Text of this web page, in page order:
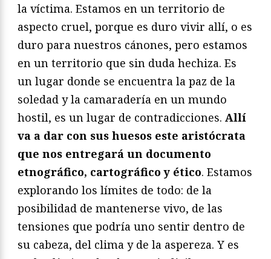
la víctima. Estamos en un territorio de
aspecto cruel, porque es duro vivir allí, o es
duro para nuestros cánones, pero estamos
en un territorio que sin duda hechiza. Es
un lugar donde se encuentra la paz de la
soledad y la camaradería en un mundo
hostil, es un lugar de contradicciones. Allí
va a dar con sus huesos este aristócrata
que nos entregará un documento
etnográfico, cartográfico y ético. Estamos
explorando los límites de todo: de la
posibilidad de mantenerse vivo, de las
tensiones que podría uno sentir dentro de
su cabeza, del clima y de la aspereza. Y es